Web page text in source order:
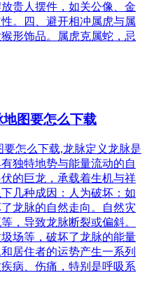
贵人摆件，如关公像、金
。四、避开相冲属虎与属
形饰品。属虎克属蛇，忌
图要怎么下载
怎么下载,龙脉定义龙脉是
独特地势与能量流动的自
的巨龙，承载着生机与祥
几种成因：人为破坏：如
龙脉的自然走向。自然灾
，导致龙脉断裂或偏斜。
场等，破坏了龙脉的能量
居住者的运势产生一系列
病、伤痛，特别是呼吸系